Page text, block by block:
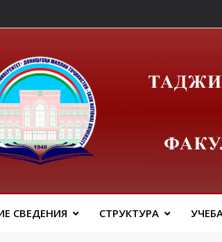
СВЕДЕНИЯ СТРУКТУРА